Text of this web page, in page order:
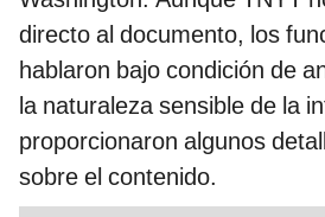
directo al documento, los
hablaron bajo condición de
la naturaleza sensible de la
proporcionaron algunos
sobre el contenido.